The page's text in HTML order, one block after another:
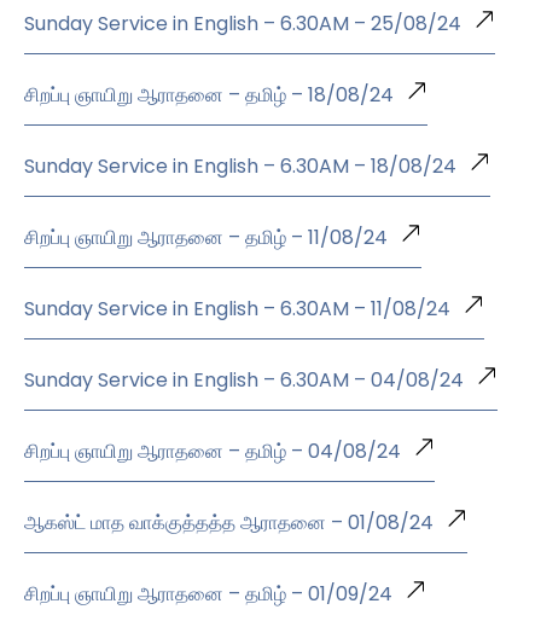
Sunday Service in English – 6.30AM – 25/08/24
சிறப்பு ஞாயிறு ஆராதனை – தமிழ் – 18/08/24
Sunday Service in English – 6.30AM – 18/08/24
சிறப்பு ஞாயிறு ஆராதனை – தமிழ் – 11/08/24
Sunday Service in English – 6.30AM – 11/08/24
Sunday Service in English – 6.30AM – 04/08/24
சிறப்பு ஞாயிறு ஆராதனை – தமிழ் – 04/08/24
ஆகஸ்ட் மாத வாக்குத்தத்த ஆராதனை – 01/08/24
சிறப்பு ஞாயிறு ஆராதனை – தமிழ் – 01/09/24